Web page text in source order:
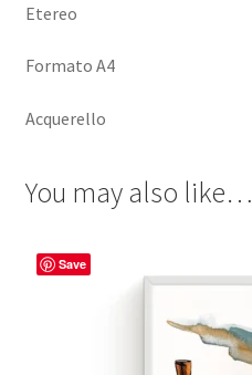
Etereo
Formato A4
Acquerello
You may also like…
Save